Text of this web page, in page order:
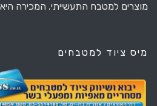
מוצרים למטבח התעשייתי. המכירה היא
מיס ציוד למטבחים